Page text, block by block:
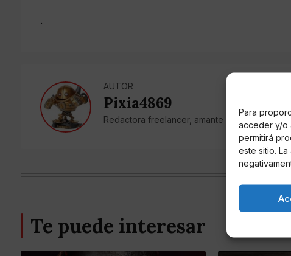
Para
acceder y/o
permitirá
este sitio.
.
AUTOR
Pixia4869
Redactora freelancer, amante de la prensa
Te puede interesar